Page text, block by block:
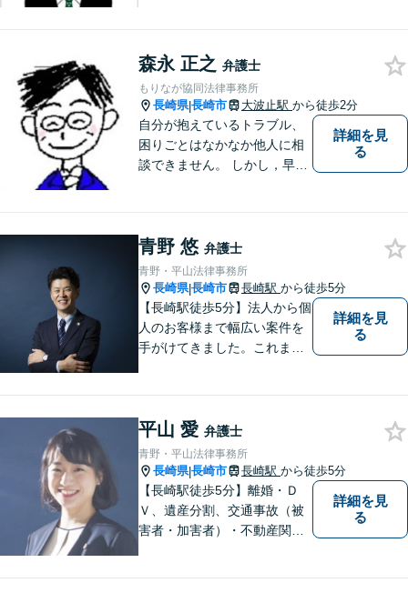
す。どんな些細なことでも構
いません。お気軽にご相談く
ださい【完全個室】
森永 正之 弁護士
もりなが協同法律事務所
長崎県|長崎市 大波止駅 から徒歩2分
自分が抱えているトラブル、
困りごとはなかなか他人に相
談できません。 しかし，早め
談してみませんか。
詳細を見
る
青野 悠 弁護士
青野・平山法律事務所
長崎県|長崎市 長崎駅 から徒歩5分
【長崎駅徒歩5分】法人から個
人のお客様まで幅広い案件を
手がけてきました。これまで
詳細を見
る
平山 愛 弁護士
青野・平山法律事務所
長崎県|長崎市 長崎駅 から徒歩5分
【長崎駅徒歩5分】離婚・Ｄ
Ｖ、遺産分割、交通事故（被
害者・加害者）・不動産関連
詳細を見
る